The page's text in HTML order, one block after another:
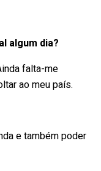
algum dia?
falta-me
ao meu país.
e também poder